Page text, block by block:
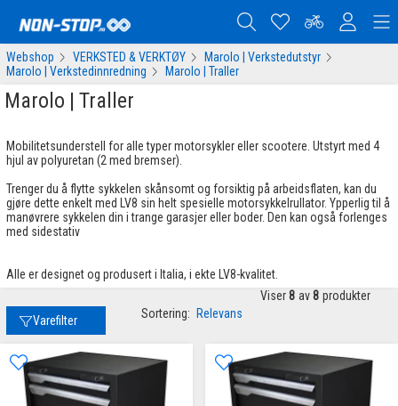
Webshop VERKSTED & VERKTØY
Marolo | Verkstedutstyr
Marolo | Verkstedinnredning
Marolo | Traller
Marolo | Traller
Mobilitetsunderstell for alle typer motorsykler eller scootere. Utstyrt med 4
hjul av polyuretan (2 med bremser).
Trenger du å flytte sykkelen skånsomt og forsiktig på arbeidsflaten, kan du
gjøre dette enkelt med LV8 sin helt spesielle motorsykkelrullator. Ypperlig til å
manøvrere sykkelen din i trange garasjer eller boder. Den kan også forlenges
med sidestativ
Alle er designet og produsert i Italia, i ekte LV8-kvalitet.
Varefilter Sortering: Relevans
Viser 8 av 8 produkter